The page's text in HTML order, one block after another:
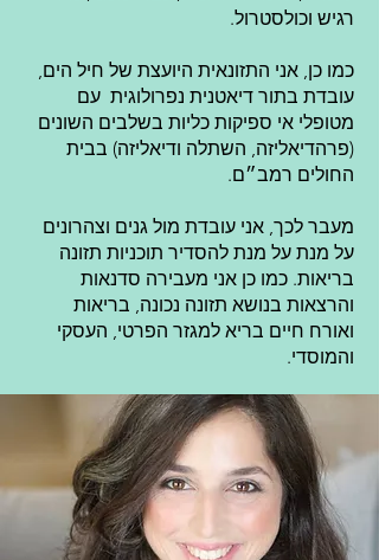
רגיש וכולסטרול.
כמו כן, אני התזונאית היועצת של חיל הים,
עובדת בתור דיאטנית נפרולוגית עם
מטופלי אי ספיקות כליות בשלבים השונים
(פרהדיאליזה, השתלה ודיאליזה) בבית
החולים רמב״ם.
מעבר לכך, אני עובדת מול גנים וצהרונים
על מנת על מנת להסדיר תוכניות תזונה
בריאות. כמו כן אני מעבירה סדנאות
והרצאות בנושא תזונה נכונה, בריאות
ואורח חיים בריא למגזר הפרטי, העסקי
והמוסדי.